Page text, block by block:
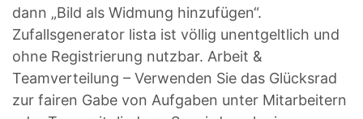
dann „Bild als Widmung hinzufügen“.
Zufallsgenerator lista ist völlig unentgeltlich und
ohne Registrierung nutzbar. Arbeit &
Teamverteilung – Verwenden Sie das Glücksrad
zur fairen Gabe von Aufgaben unter Mitarbeitern